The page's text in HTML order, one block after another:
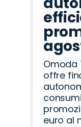
Omoda
offre
euro al